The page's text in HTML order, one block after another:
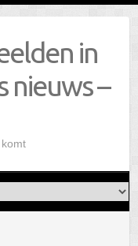
in
nieuws –